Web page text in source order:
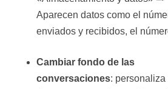
Aparecen datos como el
enviados y recibidos, el
Cambiar fondo de las
conversaciones: